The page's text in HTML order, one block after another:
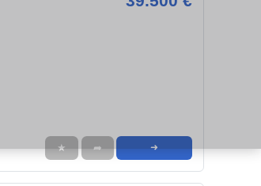
★ ➦ ➜